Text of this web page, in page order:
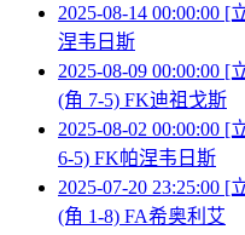
2025-08-14 00:00:00
涅韦日斯
2025-08-09 00:00:00
(角 7-5) FK迪祖戈斯
2025-08-02 00:00:00
6-5) FK帕涅韦日斯
2025-07-20 23:25:00
(角 1-8) FA希奥利艾